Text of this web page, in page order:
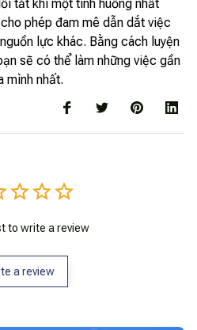
tắt khi một tình huống nhất
phép đam mê dẫn dắt việc
lực khác. Bằng cách luyện
sẽ có thể làm những việc gần
mình nhất.
to write a review
a review